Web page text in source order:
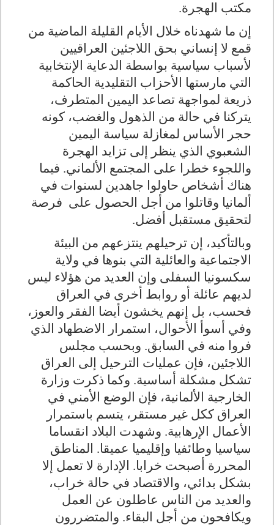
مكتب الهجرة.
إن ما شهدناه خلال الأيام القليلة الماضية من
قمع لا إنساني بحق اللاجئين العراقيين
لأسباب سياسية بواسطة الدعاية الإنتخابية
التي مارستها الأحزاب التقليدية الحاكمة
ذريعة لمواجهة تصاعد اليمين المتطرف،
يتركنا في حالة من الذهول والغضب، كونه
حجر الأساس لمغازلة سياسة اليمين
الشعبوي الذي ينظر إلى تزايد الهجرة
واللجوء خطرا على المجتمع الألماني. فيما
هناك أشخاص حاولوا جاهدين لسنوات في
ألمانيا وقاتلوا من أجل الحصول على فرصة
لتحقيق مستقبل أفضل.
وبالتأكيد، إن ترحيلهم ينتزعهم من البيئة
الاجتماعية والعائلية التي بنوها في ولاية
سكسونيا السفلى وإن العديد من هؤلاء ليس
لديهم عائلة أو روابط أخرى في العراق
فحسب، بل إنهم يخشون أيضا الفقر والعوز،
وفي أسوأ الأحوال، استمرار الاضطهاد الذي
فروا منه في السابق. وبحسب مجلس
اللاجئين، فإن عمليات الترحيل إلى العراق
تشكل مشكلة أساسية. وكما ذكرت وزارة
الخارجية الألمانية، فإن الوضع الأمني في
العراق ككل غير مستقر، يتسم باستمرار
الأعمال الإرهابية. وشهدت البلاد انقساما
سياسيا وطائفيا وإقليميا عميقا. المناطق
المحررة أصبحت خرابا. الإدارة لا تعمل إلا
بشكل بدائي، والاقتصاد في حالة خراب،
والعديد من الناس عاطلون عن العمل
ويكافحون من أجل البقاء. والمتضررون